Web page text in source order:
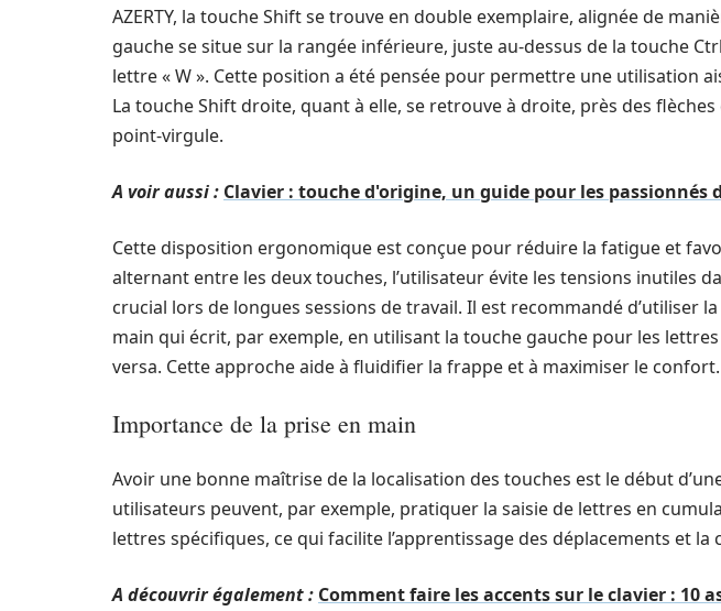
AZERTY, la touche Shift se trouve en double exemplaire, alignée de
gauche se situe sur la rangée inférieure, juste au-dessus de la touche
lettre « W ». Cette position a été pensée pour permettre une utilisation
La touche Shift droite, quant à elle, se retrouve à droite, près des
point-virgule.
A voir aussi : Clavier : touche d'origine, un guide pour les passionnés
Cette disposition ergonomique est conçue pour réduire la fatigue et
alternant entre les deux touches, l’utilisateur évite les tensions inutiles
crucial lors de longues sessions de travail. Il est recommandé d’utiliser
main qui écrit, par exemple, en utilisant la touche gauche pour les
versa. Cette approche aide à fluidifier la frappe et à maximiser le confort.
Importance de la prise en main
Avoir une bonne maîtrise de la localisation des touches est le début
utilisateurs peuvent, par exemple, pratiquer la saisie de lettres en
lettres spécifiques, ce qui facilite l’apprentissage des déplacements et
A découvrir également : Comment faire les accents sur le clavier : 10